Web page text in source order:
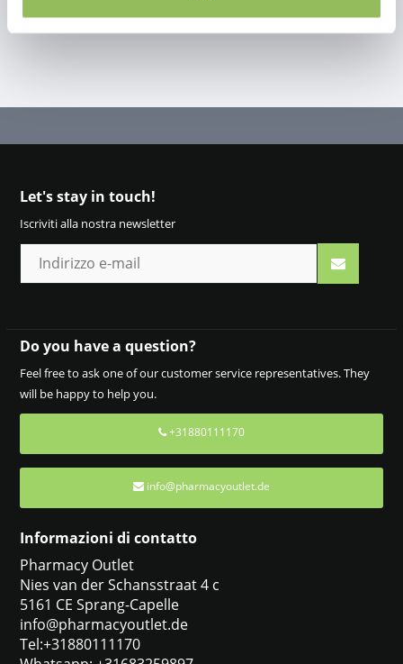
Let's stay in touch!
Iscriviti alla nostra newsletter
Do you have a question?
Feel free to ask one of our customer service representatives. They
will be happy to help you.
+31880111170
info@pharmacyoutlet.de
Informazioni di contatto
Pharmacy Outlet
Nies van der Schansstraat 4 c
5161 CE Sprang-Capelle
info@pharmacyoutlet.de
Tel:+31880111170